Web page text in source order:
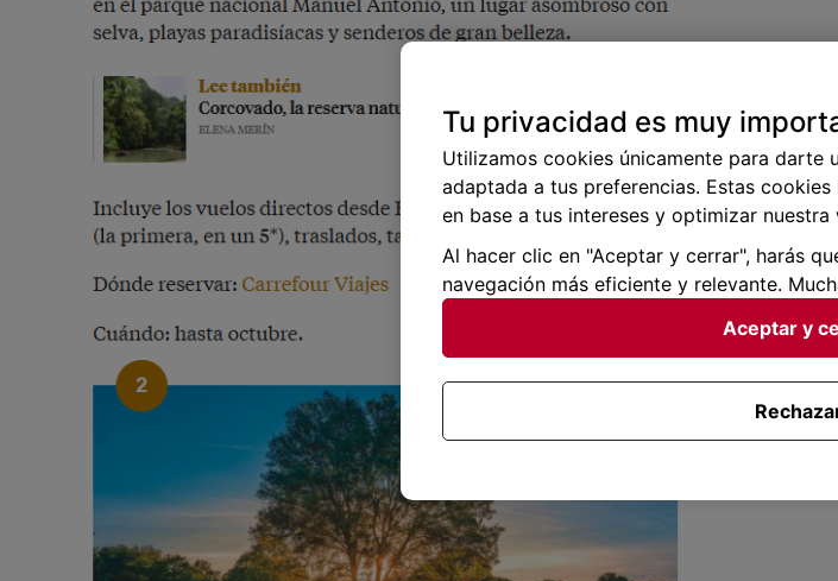
Tu privacidad es muy
Utilizamos cookies únicamente para darte
adaptada a tus preferencias. Estas
en base a tus intereses y optimizar nuestra
Al hacer clic en "Aceptar y cerrar", harás
navegación más eficiente y relevante.
Aceptar y